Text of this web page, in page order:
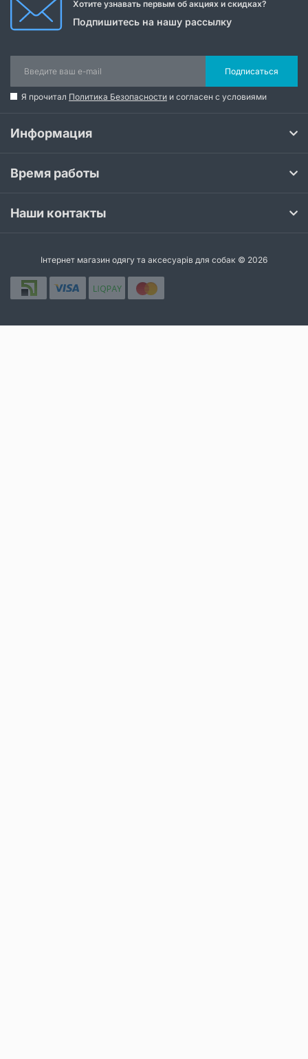
Хотите узнавать первым об акциях и скидках?
Подпишитесь на нашу рассылку
Подписаться
Я прочитал Политика Безопасности и согласен с условиями
Информация
Время работы
Наши контакты
Інтернет магазин одягу та аксесуарів для собак © 2026